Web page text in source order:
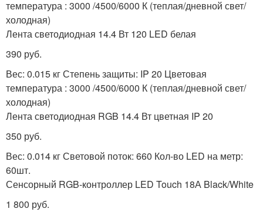
температура : 3000 /4500/6000 К (теплая/дневной свет/
холодная)
Лента светодиодная 14.4 Вт 120 LED белая
390 руб.
Вес: 0.015 кг Степень защиты: IP 20 Цветовая
температура : 3000 /4500/6000 К (теплая/дневной свет/
холодная)
Лента светодиодная RGB 14.4 Вт цветная IP 20
350 руб.
Вес: 0.014 кг Световой поток: 660 Кол-во LED на метр:
60шт.
Сенсорный RGB-контроллер LED Touch 18А Black/White
1 800 руб.